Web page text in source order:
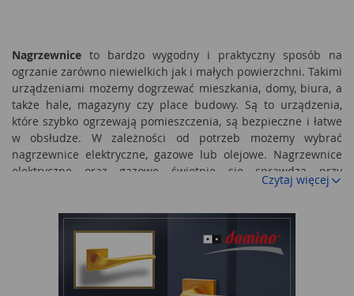
Nagrzewnice to bardzo wygodny i praktyczny sposób na
ogrzanie zarówno niewielkich jak i małych powierzchni. Takimi
urządzeniami możemy dogrzewać mieszkania, domy, biura, a
także hale, magazyny czy place budowy. Są to urządzenia,
które szybko ogrzewają pomieszczenia, są bezpieczne i łatwe
w obsłudze. W zależności od potrzeb możemy wybrać
nagrzewnice elektryczne, gazowe lub olejowe. Nagrzewnice
elektryczne oraz gazowe świetnie się sprawdzą przy
dogrzewaniu domu, biura czy małego warsztatu. Natomiast
wentylowanych pomieszczeniach, w wielkich warsztatach,
magazynach czy na placach budowy.
Nagrzewnice - szybki sposób na dodatkowe ciepło
Nagrzewnicestosowane w domach i przydomowych
Czytaj więcej